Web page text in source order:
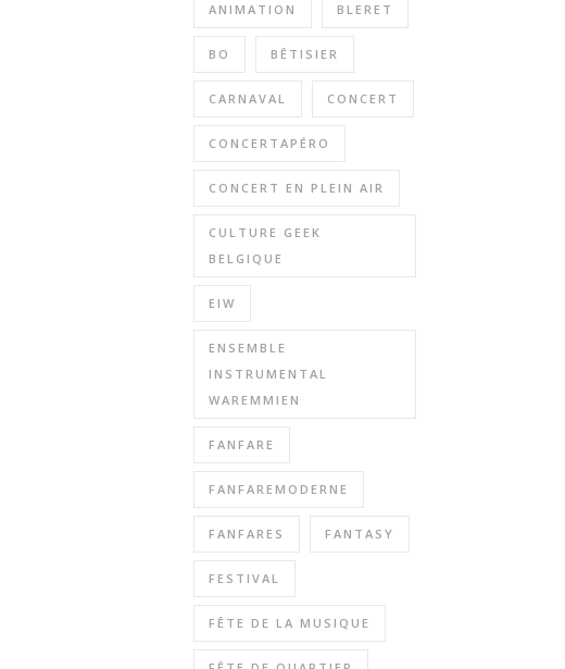
ANIMATION BLERET
BO BÊTISIER
CARNAVAL CONCERT
CONCERTAPÉRO
CONCERT EN PLEIN AIR
CULTURE GEEK
BELGIQUE
EIW
ENSEMBLE
INSTRUMENTAL
WAREMMIEN
FANFARE
FANFAREMODERNE
FANFARES FANTASY
FESTIVAL
FÊTE DE LA MUSIQUE